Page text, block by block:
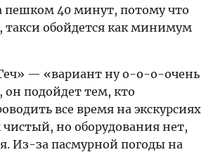
пешком 40 минут, потому что
такси обойдется как минимум
— «вариант ну о-о-о-очень
подойдет тем, кто
все время на экскурсиях
но оборудования нет,
Из-за пасмурной погоды на